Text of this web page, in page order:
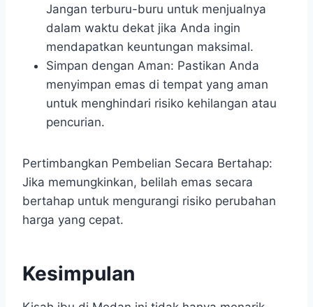
Jangan terburu-buru untuk menjualnya
dalam waktu dekat jika Anda ingin
mendapatkan keuntungan maksimal.
Simpan dengan Aman: Pastikan Anda
menyimpan emas di tempat yang aman
untuk menghindari risiko kehilangan atau
pencurian.
Pertimbangkan Pembelian Secara Bertahap:
Jika memungkinkan, belilah emas secara
bertahap untuk mengurangi risiko perubahan
harga yang cepat.
Kesimpulan